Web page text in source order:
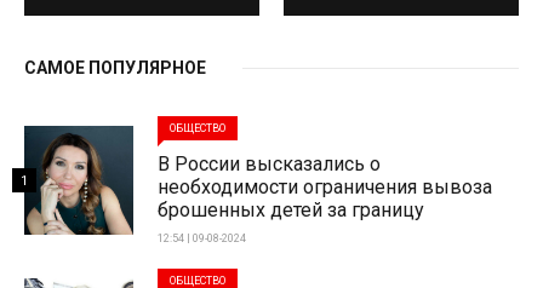
САМОЕ ПОПУЛЯРНОЕ
ОБЩЕСТВО
В России высказались о
необходимости ограничения вывоза
брошенных детей за границу
12:54 | 09-08-2024
1
ОБЩЕСТВО